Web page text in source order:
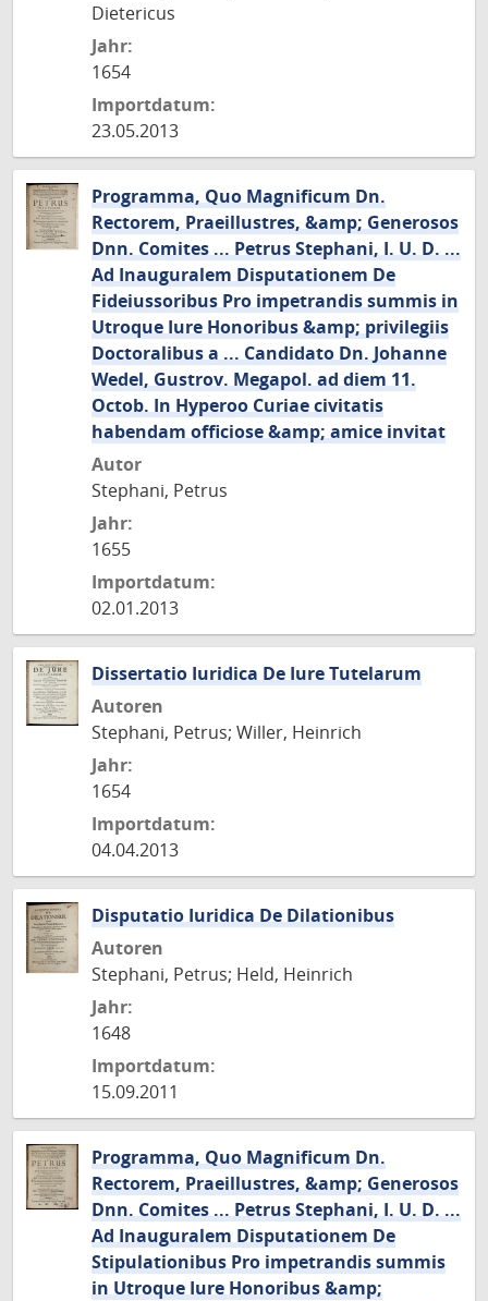
Dietericus
Jahr:
1654
Importdatum:
23.05.2013
Programma, Quo Magnificum Dn.
Rectorem, Praeillustres, &amp; Generosos
Dnn. Comites ... Petrus Stephani, I. U. D. ...
Ad Inauguralem Disputationem De
Fideiussoribus Pro impetrandis summis in
Utroque Iure Honoribus &amp; privilegiis
Doctoralibus a ... Candidato Dn. Johanne
Wedel, Gustrov. Megapol. ad diem 11.
Octob. In Hyperoo Curiae civitatis
habendam officiose &amp; amice invitat
Autor
Stephani, Petrus
Jahr:
1655
Importdatum:
02.01.2013
Dissertatio Iuridica De Iure Tutelarum
Autoren
Stephani, Petrus; Willer, Heinrich
Jahr:
1654
Importdatum:
04.04.2013
Disputatio Iuridica De Dilationibus
Autoren
Stephani, Petrus; Held, Heinrich
Jahr:
1648
Importdatum:
15.09.2011
Programma, Quo Magnificum Dn.
Rectorem, Praeillustres, &amp; Generosos
Dnn. Comites ... Petrus Stephani, I. U. D. ...
Ad Inauguralem Disputationem De
Stipulationibus Pro impetrandis summis
in Utroque Iure Honoribus &amp;